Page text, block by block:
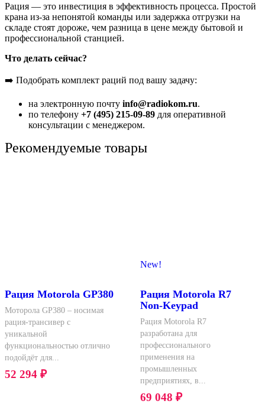
Рация — это инвестиция в эффективность процесса. Простой
крана из-за непонятой команды или задержка отгрузки на
складе стоят дороже, чем разница в цене между бытовой и
профессиональной станцией.
Что делать сейчас?
➡️ Подобрать комплект раций под вашу задачу:
на электронную почту info@radiokom.ru.
по телефону +7 (495) 215-09-89 для оперативной
консультации с менеджером.
Рекомендуемые товары
Рация Motorola GP380
Моторола GP380 – носимая
рация-трансивер с
уникальной
функциональностью отлично
подойдёт для...
52 294 ₽
New!
Рация Motorola R7
Non-Keypad
Рация Motorola R7
разработана для
профессионального
применения на
промышленных
предприятиях, в...
69 048 ₽